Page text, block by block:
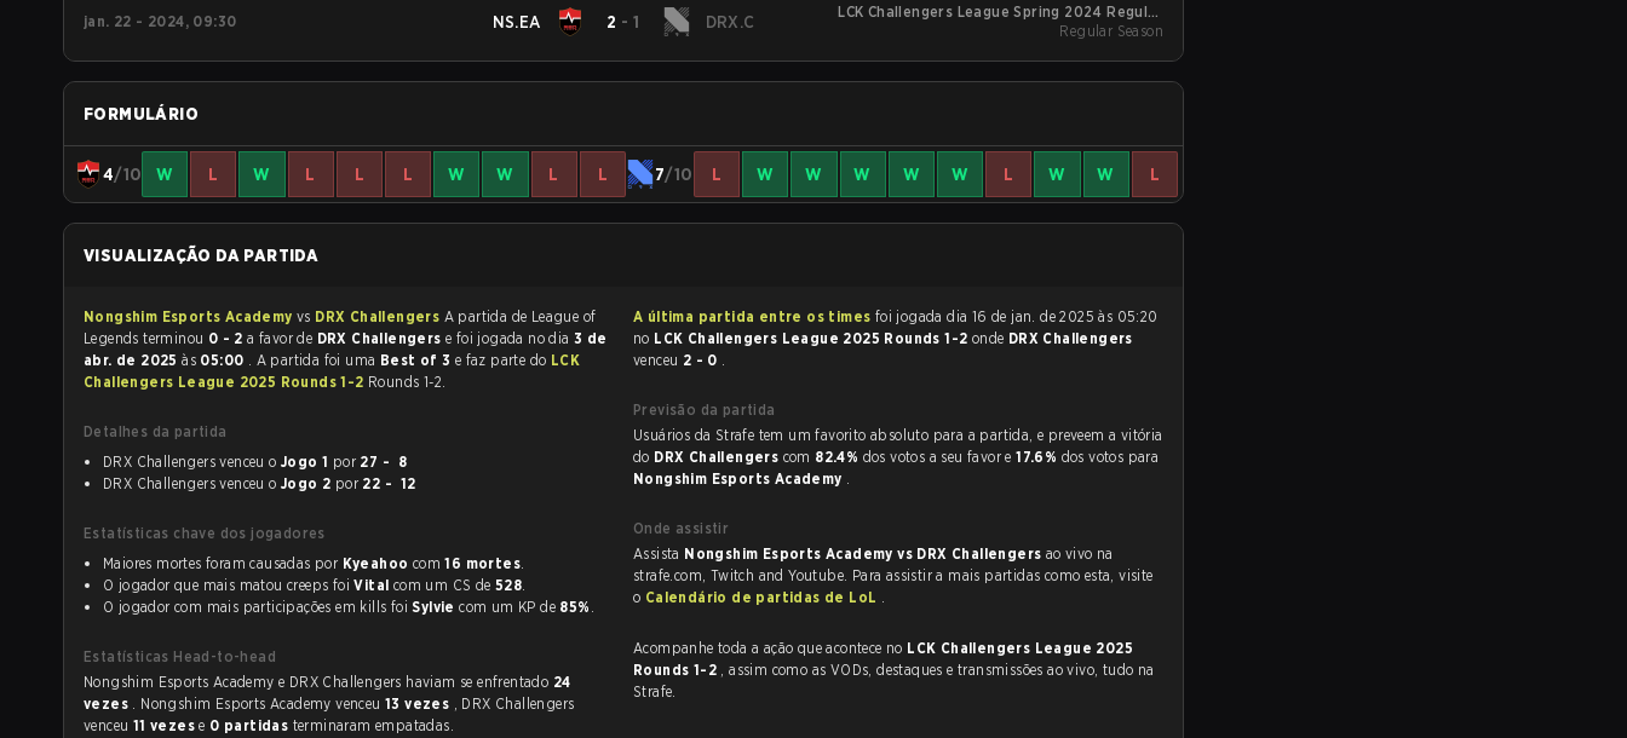
jan. 22 - 2024, 09:30 NS.EA 2 - 1 DRX.C
LCK Challengers League Spring 2024 Regular
Season
Regular Season
FORMULÁRIO
4/10 W L W L L L W W L L 7/10 L W W W W W L W W L
VISUALIZAÇÃO DA PARTIDA
Nongshim Esports Academy vs DRX Challengers A partida de League of
Legends terminou 0 - 2 a favor de DRX Challengers e foi jogada no dia 3 de
abr. de 2025às 05:00 . A partida foi uma Best of 3 e faz parte do LCK
Challengers League 2025 Rounds 1-2 Rounds 1-2.
Detalhes da partida
DRX Challengers venceu o Jogo 1 por
27 - 8
DRX Challengers venceu o Jogo 2 por 22 - 12
Estatísticas chave dos jogadores
Maiores mortes foram causadas por Kyeahoo com16 mortes.
O jogador que mais matou creeps foiVital com um CS de 528.
O jogador com mais participações em kills foiSylvie com um KP de 85% .
Estatísticas Head-to-head
Nongshim Esports Academy e DRX Challengers haviam se enfrentado 24
vezes . Nongshim Esports Academy venceu 13 vezes , DRX Challengers
venceu 11 vezese 0 partidas terminaram empatadas.
A última partida entre os times
no LCK Challengers League 2025 Rounds 1-2 onde DRX Challengers
venceu 2 - 0 .
Previsão da partida
Usuários da Strafe tem um favorito absoluto para a partida, e preveem a vitória
do DRX Challengers com 82.4% dos votos a seu favor e17.6% dos votos para
Nongshim Esports Academy .
Onde assistir
Assista Nongshim Esports Academy vs DRX Challengers ao vivo na
strafe.com, Twitch and Youtube. Para assistir a mais partidas como esta, visite
o Calendário de partidas de LoL .
Acompanhe toda a ação que acontece no LCK Challengers League 2025
Rounds 1-2 , assim como as VODs, destaques e transmissões ao vivo, tudo na
Strafe.